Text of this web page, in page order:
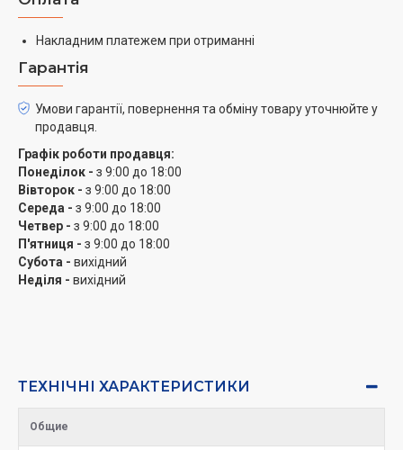
Накладним платежем при отриманні
Гарантія
Умови гарантії, повернення та обміну товару уточнюйте у
продавця.
Графік роботи продавця:
Понеділок - з 9:00 до 18:00
Вівторок - з 9:00 до 18:00
Середа - з 9:00 до 18:00
Четвер - з 9:00 до 18:00
П'ятниця - з 9:00 до 18:00
Субота - вихідний
Неділя - вихідний
ТЕХНІЧНІ ХАРАКТЕРИСТИКИ
Общие